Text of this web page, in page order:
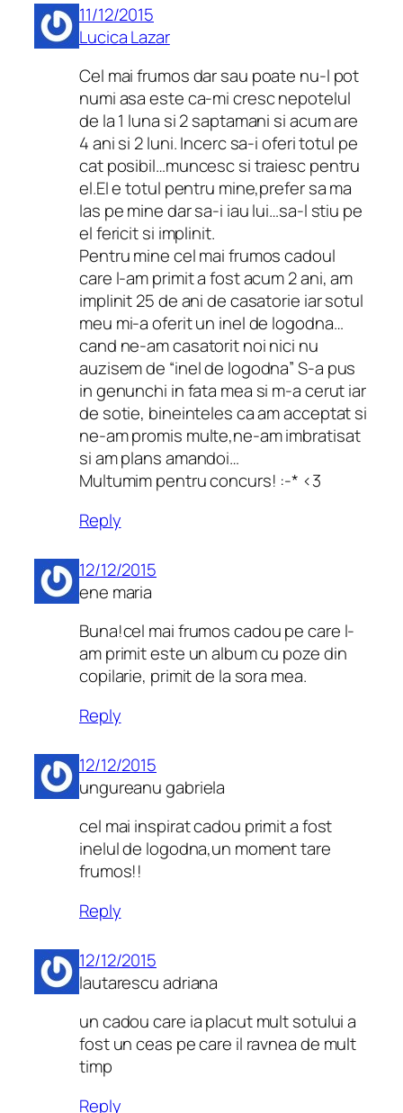
11/12/2015
Lucica Lazar
Cel mai frumos dar sau poate nu-l pot
numi asa este ca-mi cresc nepotelul
de la 1 luna si 2 saptamani si acum are
4 ani si 2 luni. Incerc sa-i oferi totul pe
cat posibil…muncesc si traiesc pentru
el.El e totul pentru mine,prefer sa ma
las pe mine dar sa-i iau lui…sa-l stiu pe
el fericit si implinit.
Pentru mine cel mai frumos cadoul
care l-am primit a fost acum 2 ani, am
implinit 25 de ani de casatorie iar sotul
meu mi-a oferit un inel de logodna…
cand ne-am casatorit noi nici nu
auzisem de “inel de logodna” S-a pus
in genunchi in fata mea si m-a cerut iar
de sotie, bineinteles ca am acceptat si
ne-am promis multe,ne-am imbratisat
si am plans amandoi…
Multumim pentru concurs! :-* <3
Reply
12/12/2015
ene maria
Buna!cel mai frumos cadou pe care l-
am primit este un album cu poze din
copilarie, primit de la sora mea.
Reply
12/12/2015
ungureanu gabriela
cel mai inspirat cadou primit a fost
inelul de logodna,un moment tare
frumos!!
Reply
12/12/2015
lautarescu adriana
un cadou care ia placut mult sotului a
fost un ceas pe care il ravnea de mult
timp
Reply